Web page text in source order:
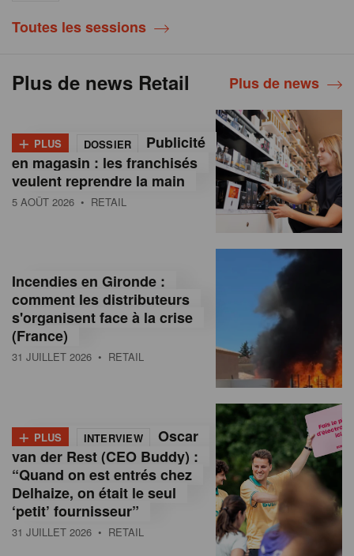
Toutes les sessions
Plus de news Retail Plus de news
+ PLUS DOSSIER
Publicité
en magasin : les franchisés
veulent reprendre la main
5 AOÛT 2026 • RETAIL
Incendies en Gironde :
comment les distributeurs
s'organisent face à la crise
(France)
31 JUILLET 2026 • RETAIL
+ PLUS INTERVIEW
Oscar
van der Rest (CEO Buddy) :
“Quand on est entrés chez
Delhaize, on était le seul
‘petit’ fournisseur”
31 JUILLET 2026 • RETAIL